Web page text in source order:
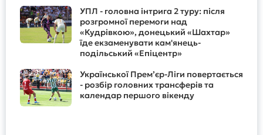
УПЛ - головна інтрига 2 туру: після
розгромної перемоги над
«Кудрівкою», донецький «Шахтар»
їде екзаменувати кам'янець-
подільський «Епіцентр»
Української Прем’єр-Ліги повертається
- розбір головних трансферів та
календар першого вікенду